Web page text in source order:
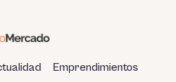
Emprendimientos